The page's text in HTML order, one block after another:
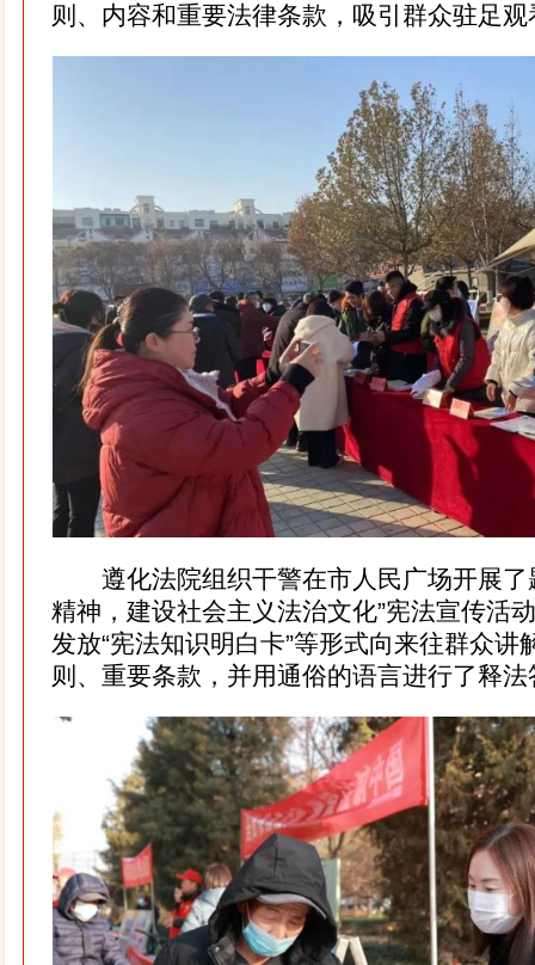
则、内容和重要法律条款，吸引群众驻足观
遵化法院组织干警在市人民广场开展了
精神，建设社会主义法治文化”宪法宣传活
发放“宪法知识明白卡”等形式向来往群众讲
则、重要条款，并用通俗的语言进行了释法